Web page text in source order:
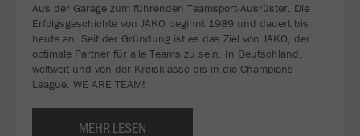
Aus der Garage zum führenden Teamsport-Ausrüster. Die
Erfolgsgeschichte von JAKO beginnt 1989 und dauert bis
heute an. Seit der Gründung ist es das Ziel von JAKO, der
optimale Partner für alle Teams zu sein. In Deutschland,
weltweit und von der Kreisklasse bis in die Champions
League. WE ARE TEAM!
MEHR LESEN